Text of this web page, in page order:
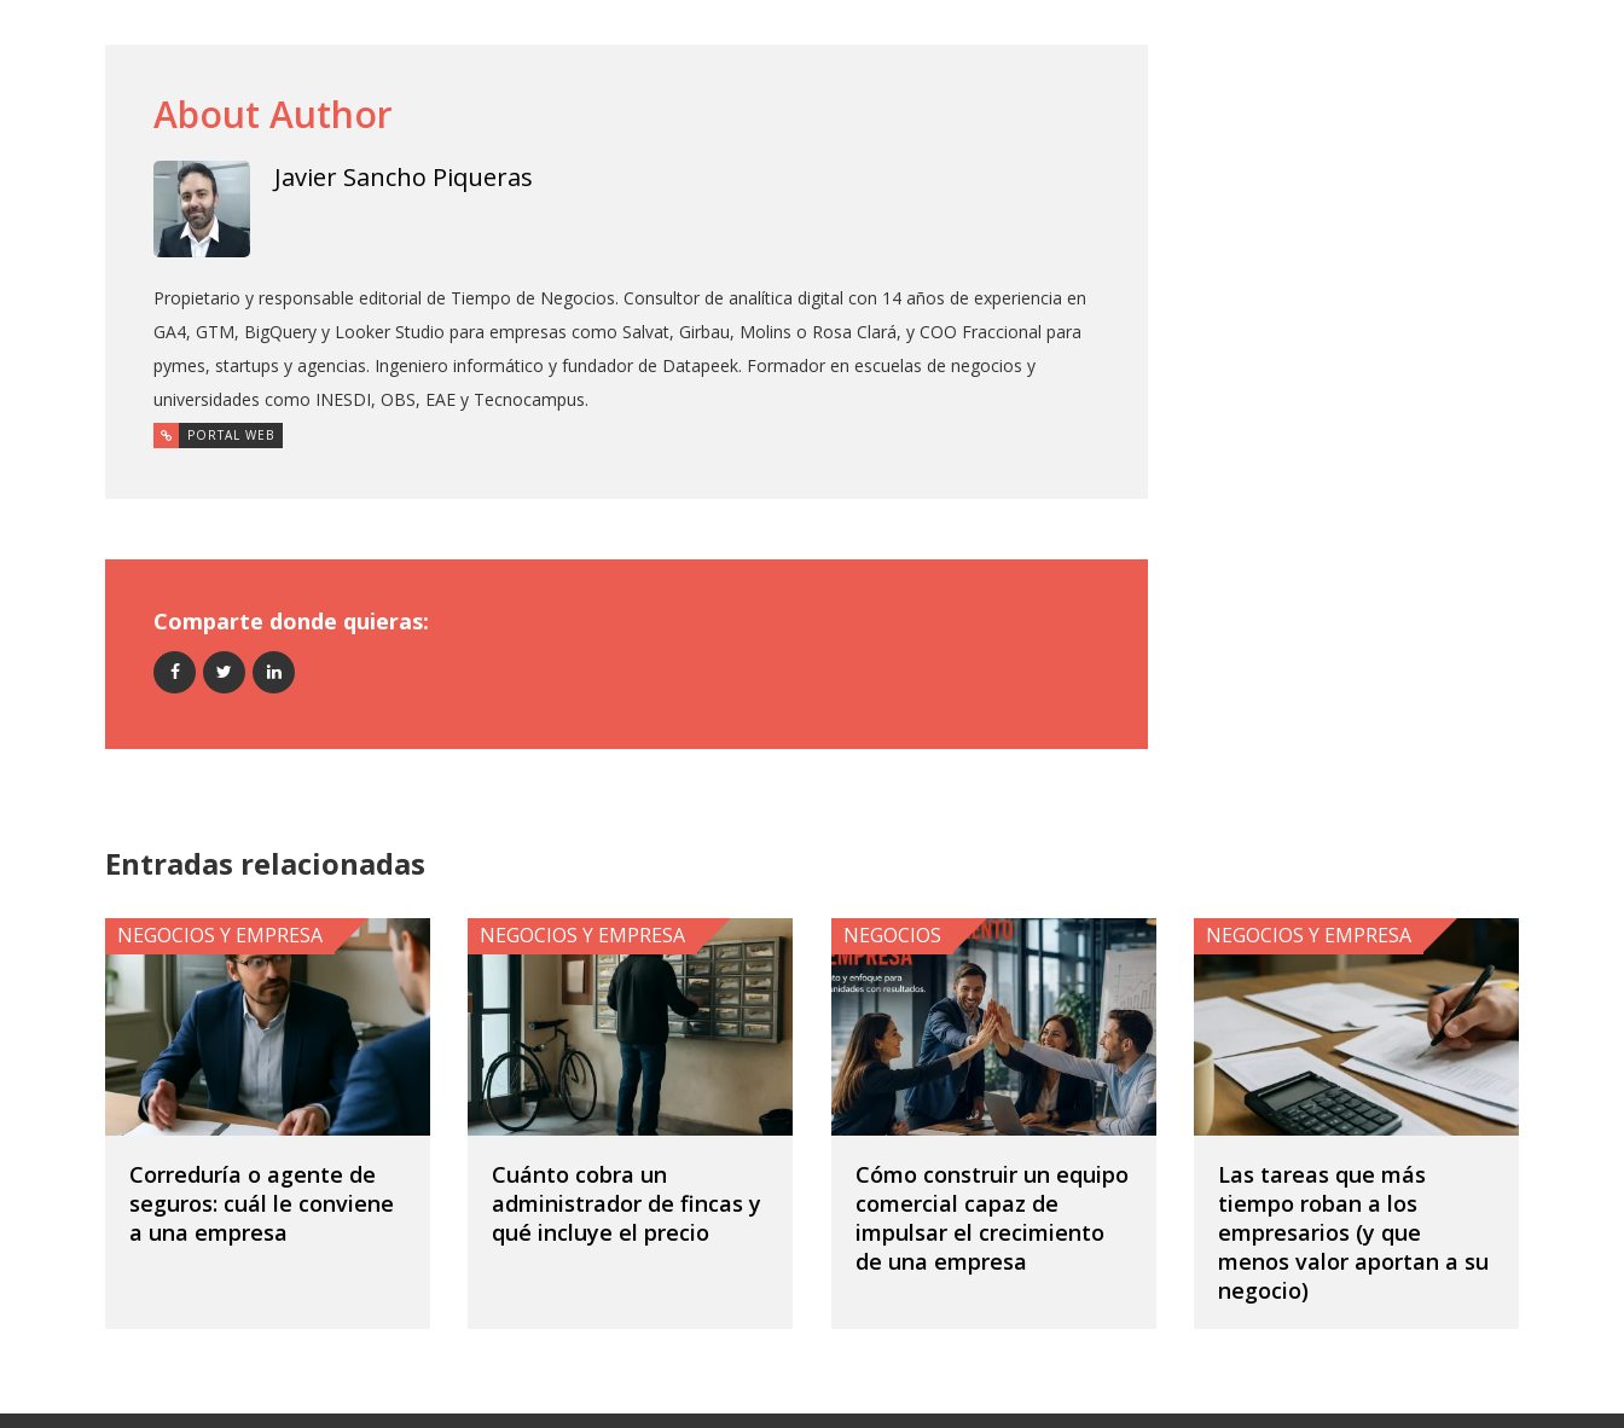
About Author
Javier Sancho Piqueras
Propietario y responsable editorial de Tiempo de Negocios. Consultor de analítica digital con 14 años de experiencia en
GA4, GTM, BigQuery y Looker Studio para empresas como Salvat, Girbau, Molins o Rosa Clará, y COO Fraccional para
pymes, startups y agencias. Ingeniero informático y fundador de Datapeek. Formador en escuelas de negocios y
universidades como INESDI, OBS, EAE y Tecnocampus.
PORTAL WEB
Comparte donde quieras:
Entradas relacionadas
Correduría o agente de
seguros: cuál le conviene
a una empresa
NEGOCIOS Y EMPRESA
Cuánto cobra un
administrador de fincas y
qué incluye el precio
NEGOCIOS Y EMPRESA
Cómo construir un equipo
comercial capaz de
impulsar el crecimiento
de una empresa
NEGOCIOS
Las tareas que más
tiempo roban a los
empresarios (y que
menos valor aportan a su
negocio)
NEGOCIOS Y EMPRESA